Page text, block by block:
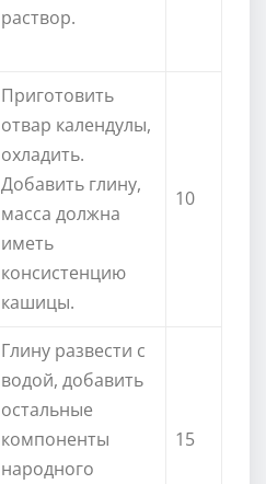
раствор.
Приготовить
отвар календулы,
охладить.
Добавить глину,
масса должна
иметь
консистенцию
кашицы.
10
Глину развести с
водой, добавить
остальные
компоненты
народного
15